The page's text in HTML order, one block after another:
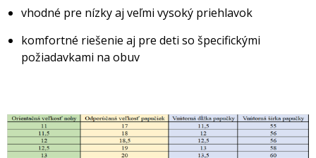
vhodné pre nízky aj veľmi vysoký priehlavok
komfortné riešenie aj pre deti so špecifickými
požiadavkami na obuv